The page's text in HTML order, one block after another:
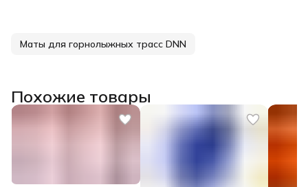
Маты для горнолыжных трасс DNN
Похожие товары